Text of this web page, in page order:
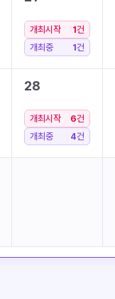
개최시작 1건
개최중
1건
28
개최시작 6건
개최중
4건